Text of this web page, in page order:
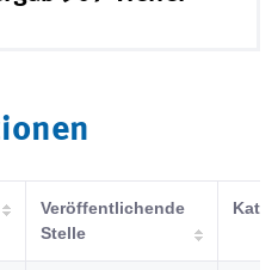
Veröffentlichende
Stelle